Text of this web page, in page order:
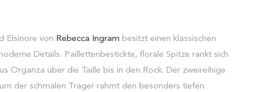
Elsinore von Rebecca Ingram besitzt einen klassischen
Details. Paillettenbestickte, florale Spitze rankt sich
Organza über die Taille bis in den Rock. Der zweireihige
der schmalen Träger rahmt den besonders tiefen